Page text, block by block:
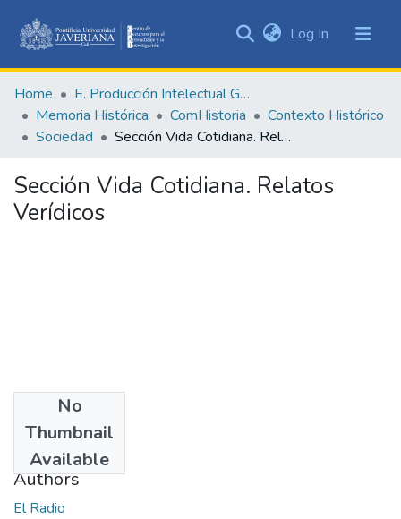
&
Collections
All of DSpace
Statistics
Log In (current)
Home
E. Producción Intelectual General
Memoria Histórica
ComHistoria
Contexto Histórico
Sociedad
Sección Vida Cotidiana. Relatos Verídicos
Sección Vida Cotidiana. Relatos
Verídicos
No
Thumbnail
Available
1965
Authors
El Radio